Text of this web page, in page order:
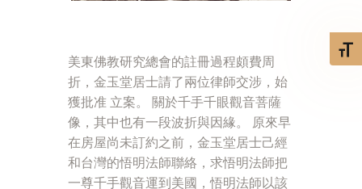
美東佛教研究總會的註冊過程頗費周
折，金玉堂居士請了兩位律師交涉，始
獲批准 立案。 關於千手千眼觀音菩薩
像，其中也有一段波折與因緣。 原來早
在房屋尚未訂約之前，金玉堂居士己經
和台灣的悟明法師聯絡，求悟明法師把
一尊千手觀音運到美國，悟明法師以該